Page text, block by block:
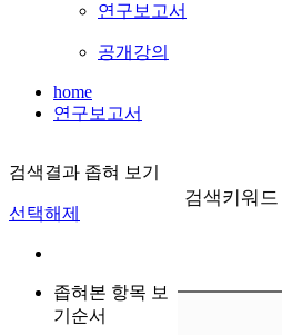
연구보고서
공개강의
home
연구보고서
검색결과 좁혀 보기
선택해제
좁혀본 항목 보
기순서
검색키워드